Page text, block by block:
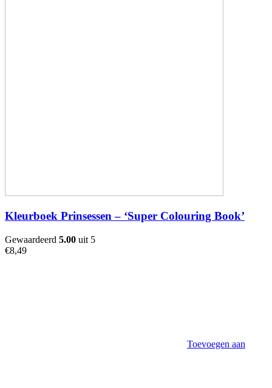
Kleurboek Prinsessen – ‘Super Colouring Book’
Gewaardeerd 5.00 uit 5
€8,49
Toevoegen aan